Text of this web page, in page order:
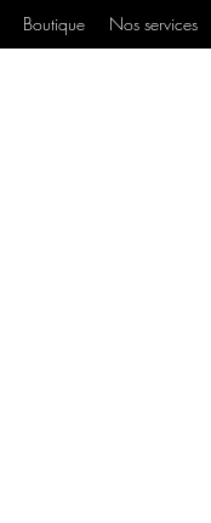
Boutique Nos services